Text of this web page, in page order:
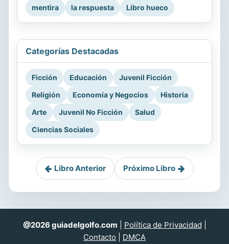
mentira
la respuesta Libro hueco
Categorías Destacadas
Ficción Educación
Juvenil Ficción
Religión
Economía y Negocios
Historia
Arte
Juvenil No Ficción
Salud
Ciencias Sociales
Libro Anterior Próximo Libro
@2026 guiadelgolfo.com Política de Privacidad
Contacto
DMCA